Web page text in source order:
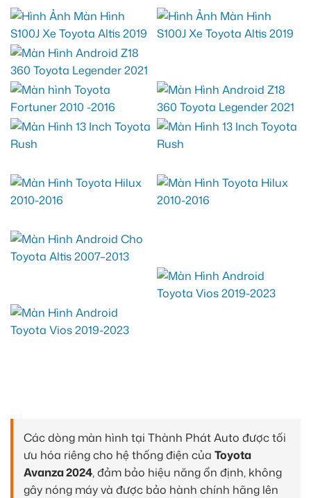
Các dòng màn hình tại Thành Phát Auto được tối
ưu hóa riêng cho hệ thống điện của Toyota
Avanza 2024, đảm bảo hiệu năng ổn định, không
gây nóng máy và được bảo hành chính hãng lên